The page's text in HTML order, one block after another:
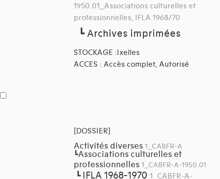
1950.01_Associations culturelles et
professionnelles, IFLA 1968/70
┗Archives imprimées
STOCKAGE :Ixelles
ACCES : Accès complet, Autorisé
[DOSSIER]
Activités diverses 1_CABFR-A
┗Associations culturelles et
professionnelles 1_CABFR-A-1950.01
┗ IFLA 1968-1970 1_CABFR-A-